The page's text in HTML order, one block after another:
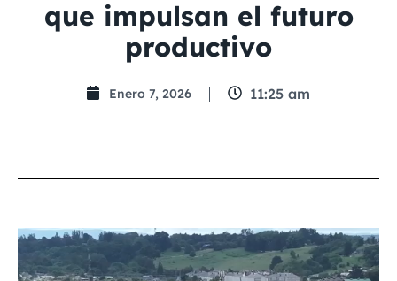
que impulsan el futuro
productivo
Enero 7, 2026 11:25 am
Reproductor
Video